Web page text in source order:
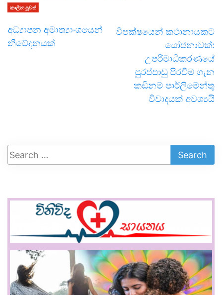
කාලීන පුවත්
අධ්‍යාපන අමාත්‍යාංශයෙන්
නිවේදනයක්
විපක්ෂයෙන් කථානායකට
යෝජනාවක්:
උපරිමාධිකරණයේ
පුරප්පාඩු පිරවීම ගැන
කඩිනම් පාර්ලිමේන්තු
විවාදයක් අවශ්‍යයි